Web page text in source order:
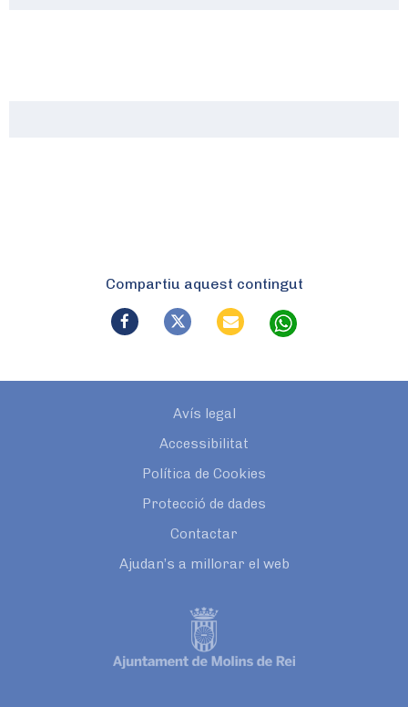
Compartiu aquest contingut
Avís legal
Accessibilitat
Política de Cookies
Protecció de dades
Contactar
Ajudan’s a millorar el web